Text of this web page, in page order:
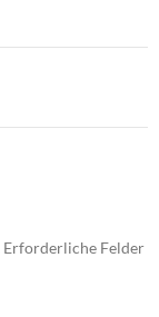
Erforderliche Felder